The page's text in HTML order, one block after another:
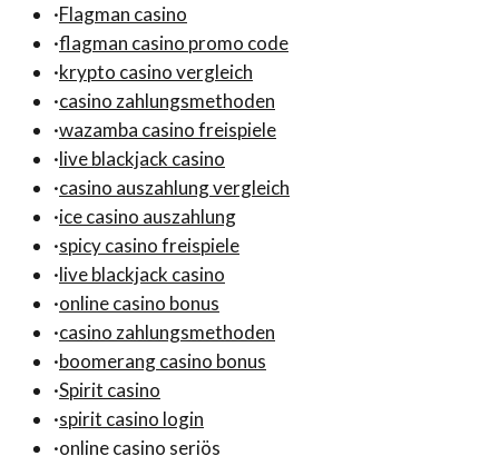
·Flagman casino
·flagman casino promo code
·krypto casino vergleich
·casino zahlungsmethoden
·wazamba casino freispiele
·live blackjack casino
·casino auszahlung vergleich
·ice casino auszahlung
·spicy casino freispiele
·live blackjack casino
·online casino bonus
·casino zahlungsmethoden
·boomerang casino bonus
·Spirit casino
·spirit casino login
·online casino seriös